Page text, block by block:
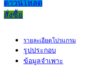
ดาวน์โหลด
สั่งซื้อ
รายละเอียดโปรแกรม
รูปประกอบ
ข้อมูลจำเพาะ